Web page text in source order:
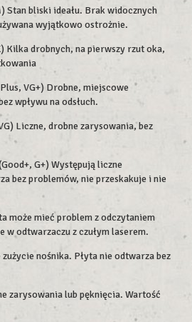
Stan bliski ideału. Brak widocznych
wyjątkowo ostrożnie.
Kilka drobnych, na pierwszy rzut oka,
VG+) Drobne, miejscowe
wpływu na odsłuch.
Liczne, drobne zarysowania, bez
G+) Występują liczne
bez problemów, nie przeskakuje i nie
może mieć problem z odczytaniem
w odtwarzaczu z czułym laserem.
nośnika. Płyta nie odtwarza bez
zarysowania lub pęknięcia. Wartość